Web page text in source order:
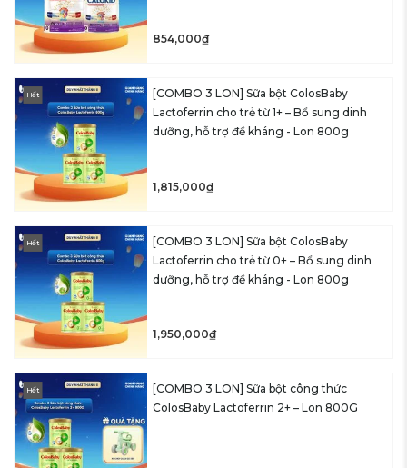
854,000₫
Hết
[COMBO 3 LON] Sữa bột ColosBaby
Lactoferrin cho trẻ từ 1+ – Bổ sung dinh
dưỡng, hỗ trợ đề kháng - Lon 800g
1,815,000₫
Hết
[COMBO 3 LON] Sữa bột ColosBaby
Lactoferrin cho trẻ từ 0+ – Bổ sung dinh
dưỡng, hỗ trợ đề kháng - Lon 800g
1,950,000₫
Hết
[COMBO 3 LON] Sữa bột công thức
ColosBaby Lactoferrin 2+ – Lon 800G